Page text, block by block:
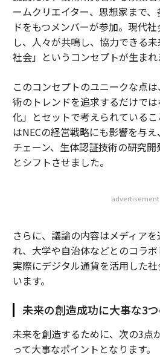
ームクリエイター、思想家まで
ドをもつメンバーが参加。現代
し、人々が共鳴し、協力できる
社会」というコンセプトが生まれ
このコンセプトのユニークな点
術のトレンドを追求するだけで
化」とセットで考えられている
はNECの経営戦略にも影響を与
チェーン、生体認証技術の研究
とシフトさせました。
advertisement
さらに、議論の内容はメディア
れ、大学や自治体などとのコラボ
実際にデジタル通貨を活用した
います。
未来の創造成功に大事な3
未来を創造するために、次の3点
って大事なポイントとなります。